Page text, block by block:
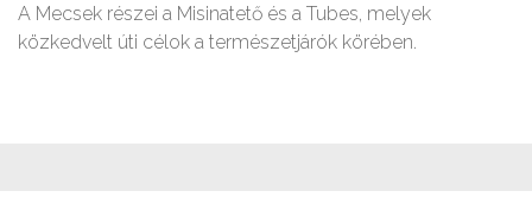
A Mecsek részei a Misinatető és a Tubes, melyek
közkedvelt úti célok a természetjárók körében.